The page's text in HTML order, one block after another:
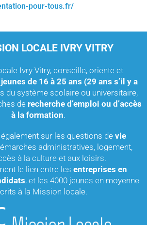
pour-tous.fr/
LOCALE IVRY VITRY
Ivry Vitry, conseille, oriente et
jeunes de 16 à 25 ans (29 ans s’il y a
du système scolaire ou universitaire,
de recherche d’emploi ou d’accès
à la formation.
sur les questions de vie
administratives, logement,
à la culture et aux loisirs.
le lien entre les entreprises en
, et les 4000 jeunes en moyenne
à la Mission locale.